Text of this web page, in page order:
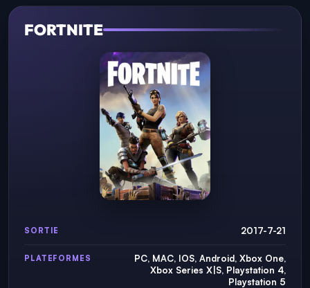
FORTNITE
SORTIE 2017-7-21
PLATEFORMES
PC, MAC, IOS, Android, Xbox One,
Xbox Series X|S, Playstation 4,
Playstation 5